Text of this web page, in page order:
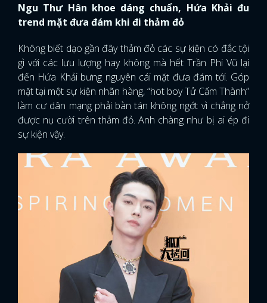
Ngu Thư Hân khoe dáng chuẩn, Hứa Khải đu
trend mặt đưa đám khi đi thảm đỏ
Không biết dạo gần đây thảm đỏ các sự kiện có đắc tội
gì với các lưu lượng hay không mà hết Trần Phi Vũ lại
đến Hứa Khải bưng nguyên cái mặt đưa đám tới. Góp
mặt tại một sự kiện nhãn hàng, “hot boy Tử Cấm Thành”
làm cư dân mạng phải bàn tán không ngớt vì chẳng nở
được nụ cười trên thảm đỏ. Anh chàng như bị ai ép đi
sự kiện vậy.